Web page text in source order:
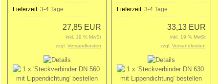
Lieferzeit: 3-4 Tage
27,85 EUR
inkl. 19 % MwSt
zzgl.Versandkosten
Lieferzeit:3-4 Tage
33,13 EUR
inkl. 19 % MwSt
zzgl. Versandkosten